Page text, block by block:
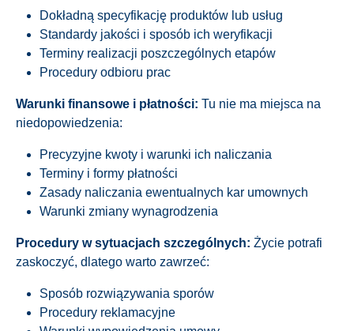
Dokładną specyfikację produktów lub usług
Standardy jakości i sposób ich weryfikacji
Terminy realizacji poszczególnych etapów
Procedury odbioru prac
Warunki finansowe i płatności: Tu nie ma miejsca na
niedopowiedzenia:
Precyzyjne kwoty i warunki ich naliczania
Terminy i formy płatności
Zasady naliczania ewentualnych kar umownych
Warunki zmiany wynagrodzenia
Procedury w sytuacjach szczególnych: Życie potrafi
zaskoczyć, dlatego warto zawrzeć:
Sposób rozwiązywania sporów
Procedury reklamacyjne